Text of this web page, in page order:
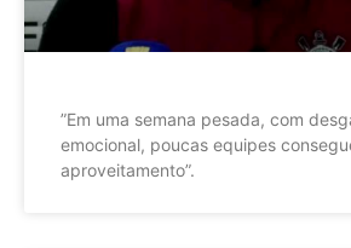
”Em uma semana pesada, com
emocional, poucas equipes
aproveitamento”.